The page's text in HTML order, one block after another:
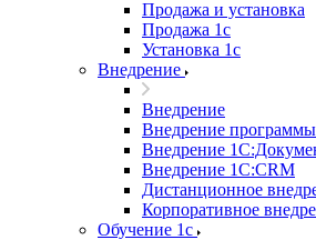
Продажа и установка
Продажа 1с
Установка 1с
Внедрение
Внедрение
Внедрение
Внедрение
Внедрение 1С:CRM
Дистанционное
Корпоративное
Обучение 1с